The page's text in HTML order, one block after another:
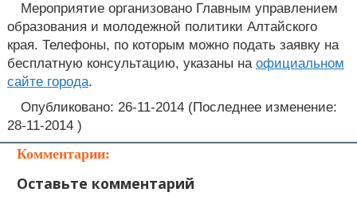
Мероприятие организовано Главным управлением
образования и молодежной политики Алтайского
края. Телефоны, по которым можно подать заявку на
бесплатную консультацию, указаны на официальном
сайте города.
Опубликовано: 26-11-2014 (Последнее изменение:
28-11-2014 )
Комментарии:
Оставьте комментарий